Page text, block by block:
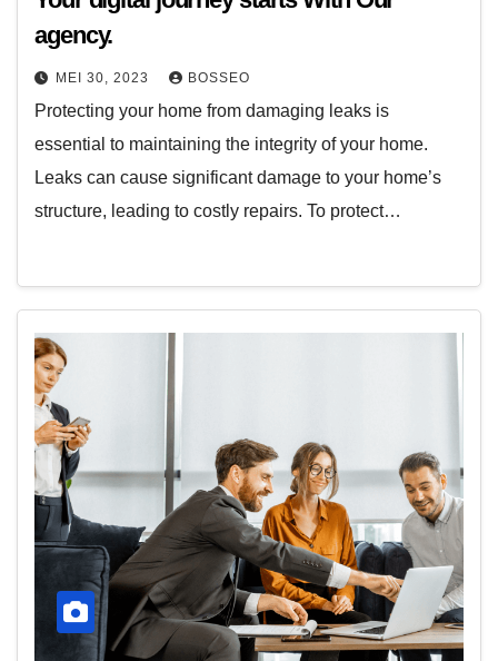
agency.
MEI 30, 2023 BOSSEO
Protecting your home from damaging leaks is
essential to maintaining the integrity of your home.
Leaks can cause significant damage to your home’s
structure, leading to costly repairs. To protect…